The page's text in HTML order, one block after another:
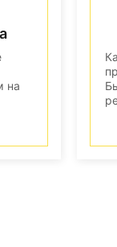
на